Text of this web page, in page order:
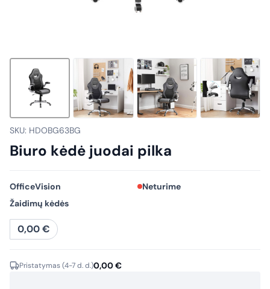
SKU: HDOBG63BG
Biuro kėdė juodai pilka
OfficeVision
Neturime
Žaidimų kėdės
0,00€
Pristatymas (4-7 d. d.)0,00€